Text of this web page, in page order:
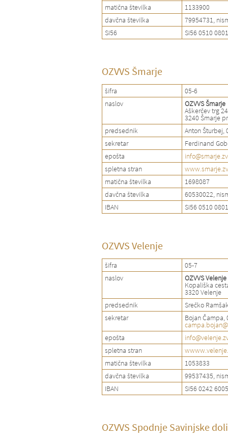
matična številka
1133900
davčna številka
79954731,
SI56
SI56 0510
OZVVS Šmarje
šifra
05-6
naslov
OZVVS Šmarje
Aškerčev trg
3240 Šmarje
predsednik
Anton Šturbej,
sekretar
Ferdinand
epošta
spletna stran
matična številka
1698087
davčna številka
60530022,
IBAN
SI56 0510
OZVVS Velenje
šifra
05-7
naslov
OZVVS Velenje
Kopališka
3320 Velenje
predsednik
Srečko
sekretar
Bojan Čampa,
epošta
spletna stran
matična številka
1053833
davčna številka
99537435,
IBAN
SI56 0242
OZVVS Spodnje Savinjske